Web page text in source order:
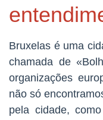
Bruxelas é uma
chamada de
organizações
não só
pela cidade,